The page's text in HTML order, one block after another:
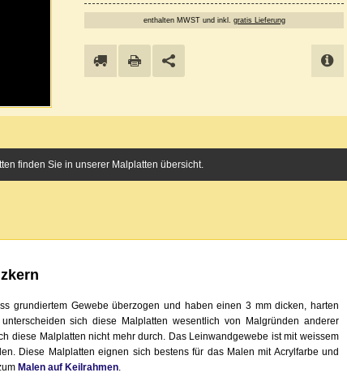
enthalten MWST und inkl. gratis Lieferung
finden Sie in unserer Malplatten übersicht.
grundiertem Gewebe überzogen und haben einen 3 mm dicken, harten
sich diese Malplatten wesentlich von Malgründen anderer
diese Malplatten nicht mehr durch. Das Leinwandgewebe ist mit weissem
Diese Malplatten eignen sich bestens für das Malen mit Acrylfarbe und
Malen auf Keilrahmen.